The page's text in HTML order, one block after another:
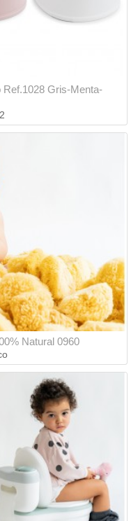
Gris-Menta-
Natural 0960